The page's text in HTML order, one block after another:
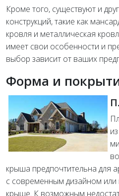
Кроме того, существуют и
конструкций, такие как
кровля и металлическая
имеет свои особенности и
выбор зависит от ваших
Форма и
крыша предпочтительна для
с современным дизайном
крыше. К возможным